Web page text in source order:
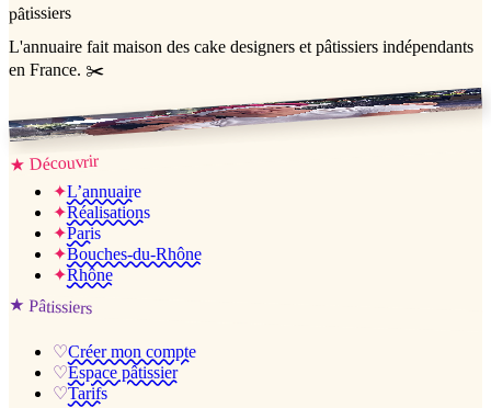
pâtissiers
L'annuaire fait maison des cake designers et pâtissiers indépendants
en France. ✂️
Jessica & Jérémy ♡
★ Découvrir
✦L’annuaire
✦Réalisations
✦Paris
✦Bouches-du-Rhône
✦Rhône
★ Pâtissiers
♡Créer mon compte
♡Espace pâtissier
♡Tarifs